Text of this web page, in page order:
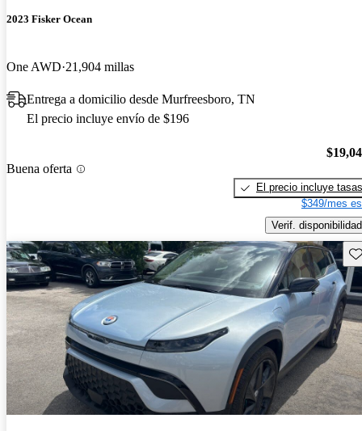
2023 Fisker Ocean
One AWD 21,904 millas
Entrega a domicilio desde Murfreesboro, TN
El precio incluye envío de $196
Buena oferta
El precio incluye tasas
$349/mes
Verif. disponibilidad